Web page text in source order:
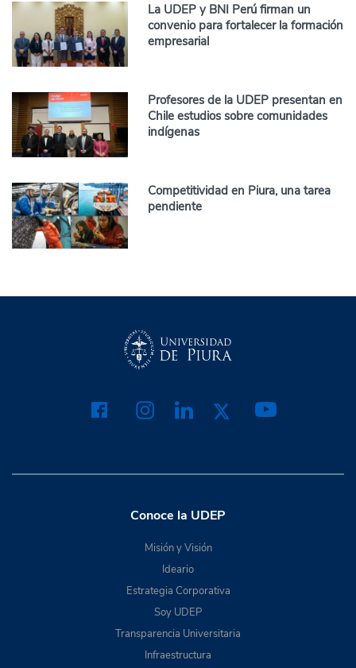
La UDEP y BNI Perú firman un
convenio para fortalecer la formación
empresarial
Profesores de la UDEP presentan en
Chile estudios sobre comunidades
indígenas
Competitividad en Piura, una tarea
pendiente
Conoce la UDEP
Misión y Visión
Ideario
Estrategia Corporativa
Soy UDEP
Transparencia Universitaria
Infraestructura